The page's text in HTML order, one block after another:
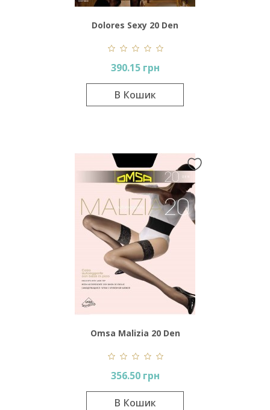
Dolores Sexy 20 Den
390.15 грн
В Кошик
Omsa Malizia 20 Den
356.50 грн
В Кошик